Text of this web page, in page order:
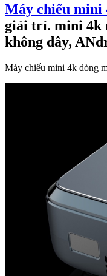
Máy chiếu mini
giải trí. mini 4k
không dây,
Máy chiếu mini 4k dòng